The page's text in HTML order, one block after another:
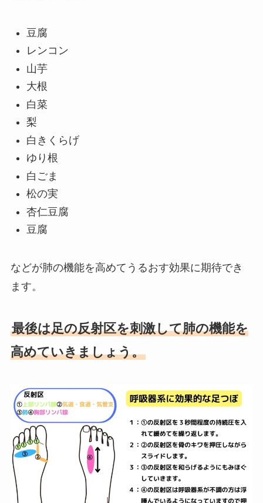
豆腐
レンコン
山芋
大根
白菜
梨
白きくらげ
ゆり根
白ごま
松の実
杏仁豆腐
豆腐
などが肺の機能を高めてうるおす効果に期待でき
ます。
最後は足の反射区を刺激して肺の機能を
高めていきましょう。